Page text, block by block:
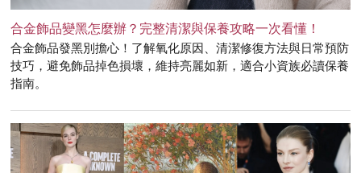
合金飾品變黑怎麼辦？完整清潔與保養攻略一次看懂！
合金飾品發黑別擔心！了解氧化原因、清潔修復方法與日常預防
技巧，避免飾品掉色損壞，維持亮麗如新，適合小資族必讀保養
指南。